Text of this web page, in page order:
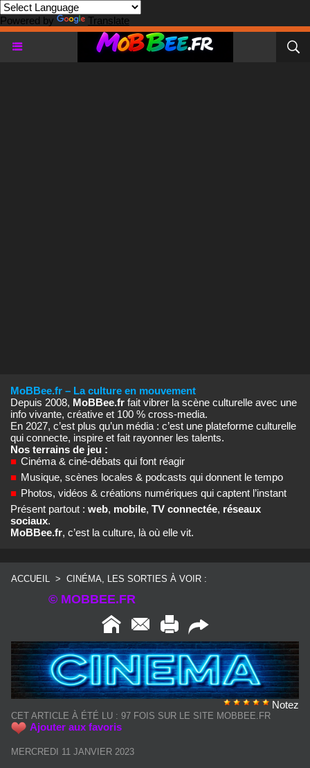
Powered by Translate
MoBBee.fr – La culture en mouvement
Depuis 2008, MoBBee.fr fait vibrer la scène culturelle avec une
info vivante, créative et 100 % cross‑media.
En 2027, c’est plus qu’un média : c’est une plateforme culturelle
qui connecte, inspire et fait rayonner les talents.
Nos terrains de jeu :
■ Cinéma & ciné‑débats qui font réagir
■ Musique, scènes locales & podcasts qui donnent le tempo
■ Photos, vidéos & créations numériques qui captent l’instant
Présent partout : web, mobile, TV connectée, réseaux
sociaux.
MoBBee.fr, c’est la culture, là où elle vit.
ACCUEIL > CINÉMA, LES SORTIES À VOIR :
© MOBBEE.FR
Notez
CET ARTICLE À ÉTÉ LU : 97 FOIS SUR LE SITE MOBBEE.FR
Ajouter aux favoris
MERCREDI 11 JANVIER 2023